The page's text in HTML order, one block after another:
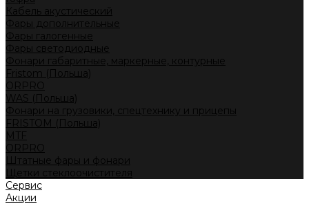
Кабель акустический
Фары дополнительные
Фары галогенные
Фары светодиодные
Фонари габаритные, маркерные, контурные
Fristom (Польша)
ORPRO
WAS (Польша)
Фонари на грузовики, спецтехнику и прицепы
FRISTOM (Польша)
MTF
ORPRO
Штатные фары и фонари
Щетки стеклоочистителя
Сервис
Акции